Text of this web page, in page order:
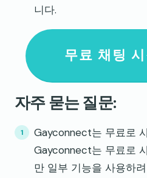
니다.
무료 채팅
자주 묻는 질문:
Gayconnect는 무료로
Gayconnect는 무료로
만 일부 기능을 사용하